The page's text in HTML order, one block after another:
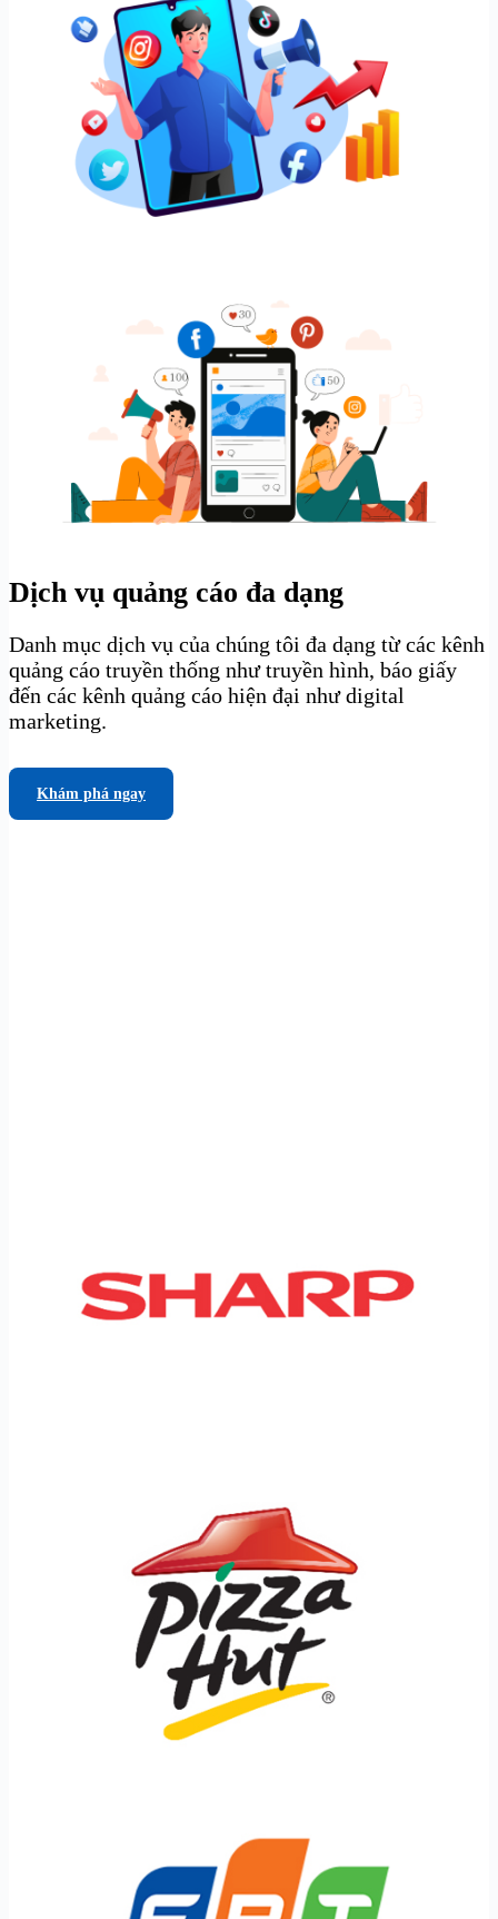
Dịch vụ quảng cáo đa dạng
Danh mục dịch vụ của chúng tôi đa dạng từ các kênh
quảng cáo truyền thống như truyền hình, báo giấy
đến các kênh quảng cáo hiện đại như digital
marketing.
Khám phá ngay